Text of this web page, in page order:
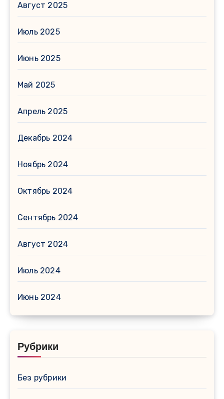
Август 2025
Июль 2025
Июнь 2025
Май 2025
Апрель 2025
Декабрь 2024
Ноябрь 2024
Октябрь 2024
Сентябрь 2024
Август 2024
Июль 2024
Июнь 2024
Рубрики
Без рубрики